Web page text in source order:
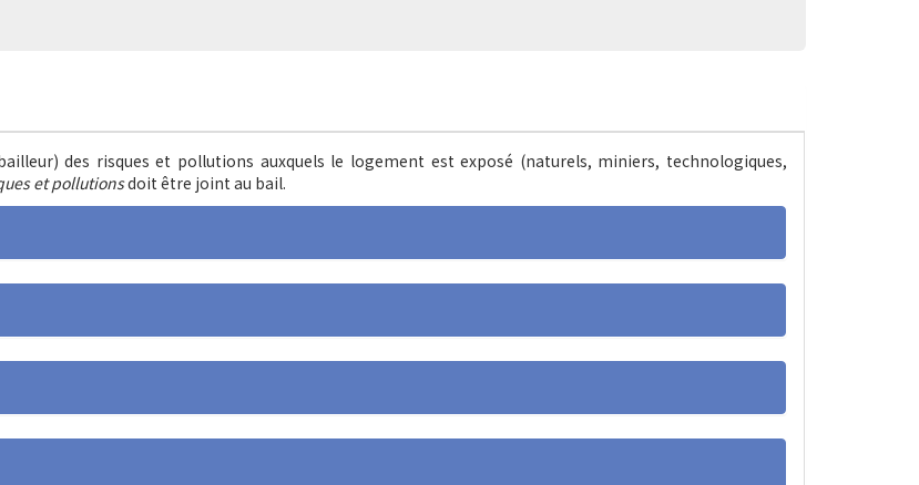
des risques et pollutions auxquels le logement est exposé (naturels, miniers, technologiques,
et pollutionsdoit être joint au bail.